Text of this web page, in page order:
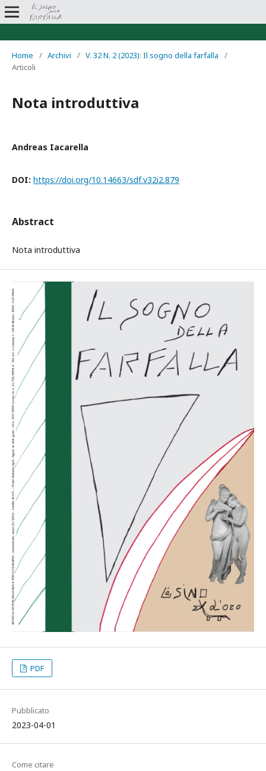
Home / Archivi / V. 32 N. 2 (2023): Il sogno della farfalla
/
Articoli
Nota introduttiva
Andreas Iacarella
DOI: https://doi.org/10.14663/sdf.v32i2.879
Abstract
Nota introduttiva
PDF
Pubblicato
2023-04-01
Come citare